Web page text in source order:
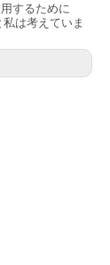
するために
は考えていま